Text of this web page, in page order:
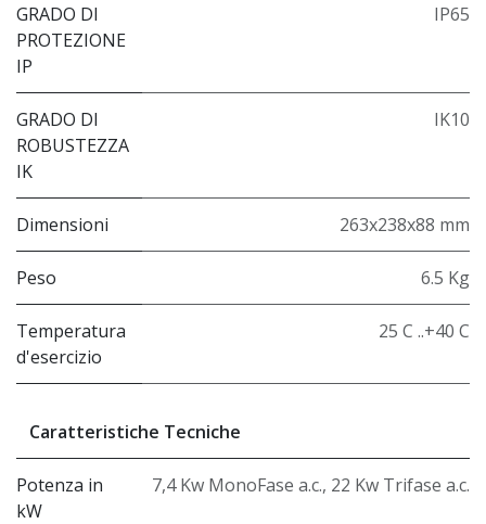
GRADO DI
PROTEZIONE
IP
IP65
GRADO DI
ROBUSTEZZA
IK
IK10
Dimensioni 263x238x88 mm
Peso 6.5 Kg
Temperatura
d'esercizio
25 C ..+40 C
Caratteristiche Tecniche
Potenza in
kW
7,4 Kw MonoFase a.c., 22 Kw Trifase a.c.